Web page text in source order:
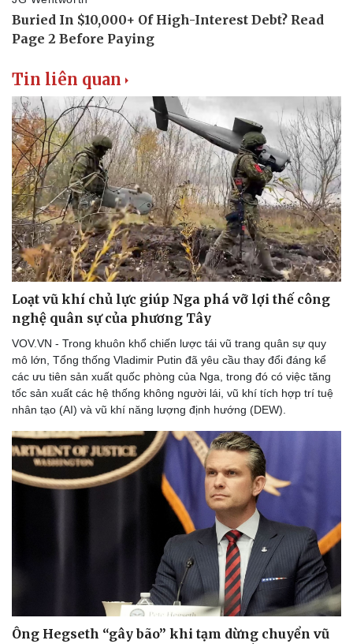
Dinh dưỡng - món ngon
Cây thuốc
Sản phụ khoa
Nhà đẹp
Blog
Tình yêu - Gia đình
Tin liên quan
Loạt vũ khí chủ lực giúp Nga phá vỡ lợi thế công
nghệ quân sự của phương Tây
VOV.VN - Trong khuôn khổ chiến lược tái vũ trang quân sự quy
mô lớn, Tổng thống Vladimir Putin đã yêu cầu thay đổi đáng kể
các ưu tiên sản xuất quốc phòng của Nga, trong đó có việc tăng
tốc sản xuất các hệ thống không người lái, vũ khí tích hợp trí tuệ
nhân tạo (AI) và vũ khí năng lượng định hướng (DEW).
Ông Hegseth “gây bão” khi tạm dừng chuyển vũ